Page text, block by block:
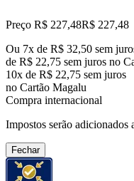
Preço R$ 227,48R$ 227,48
Ou 7x de R$ 32,50 sem
de R$ 22,75 sem juros no
10x de R$ 22,75 sem juros
no Cartão Magalu
Compra internacional
Impostos serão adicionados
Fechar